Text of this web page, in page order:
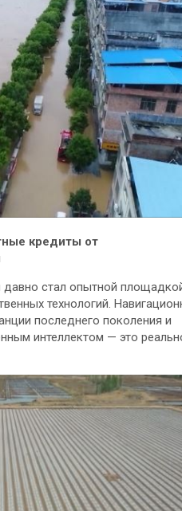
кредиты от
давно стал опытной
технологий.
последнего поколения и
интеллектом — это